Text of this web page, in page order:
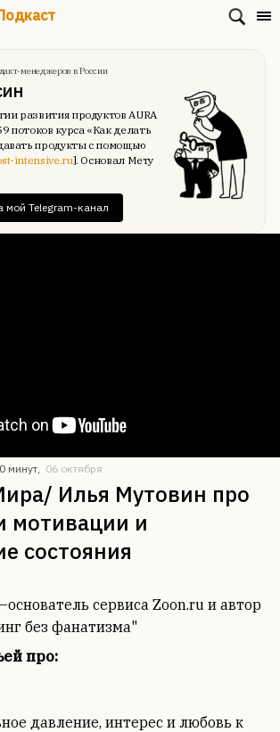
менеджеров в России
развития продуктов AURA
потоков курса «Как делать
продукты с помощью
intensive.ru]. Основал Мету
мой Telegram-канал
минут, 06 октября
Илья Мутовин про
мотивации и
состояния
сервиса Zoon.ru и автор
без фанатизма"
про:
давление, интерес и любовь к